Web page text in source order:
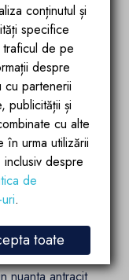
x 10 cm
nuanta antracit
conținutul și
specifice
de pe
despre
cu partenerii
publicității și
cu alte
urma utilizării
despre
de
.
toate